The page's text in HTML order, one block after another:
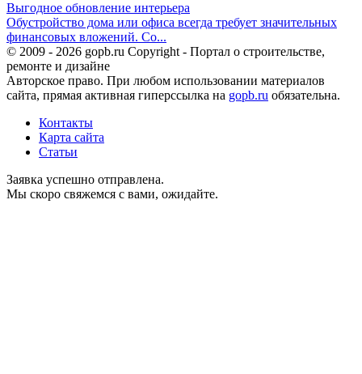
Выгодное обновление интерьера
Обустройство дома или офиса всегда требует значительных
финансовых вложений. Со...
© 2009 - 2026 gopb.ru Copyright - Портал о строительстве,
ремонте и дизайне
Авторское право. При любом использовании материалов
сайта, прямая активная гиперссылка на gopb.ru обязательна.
Контакты
Карта сайта
Статьи
Заявка успешно отправлена.
Мы скоро свяжемся с вами, ожидайте.